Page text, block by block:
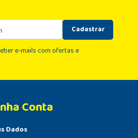
Cadastrar
e-mails com ofertas e
Conta
Dados